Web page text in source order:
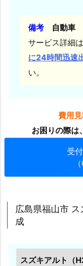
市
瀬
戸
バ
ネ
ー）
鍵
備考 自動車
サービス詳細は
に24時間迅速
い。
費用
お困りの際は
受
広島県福山市
成
スズキアルト（